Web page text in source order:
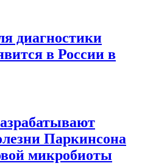
диагностики
в России в
Паркинсона
микробиоты